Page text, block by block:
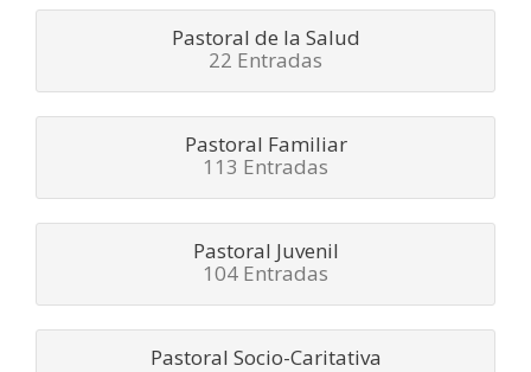
Pastoral de la Salud
22 Entradas
Pastoral Familiar
113 Entradas
Pastoral Juvenil
104 Entradas
Pastoral Socio-Caritativa